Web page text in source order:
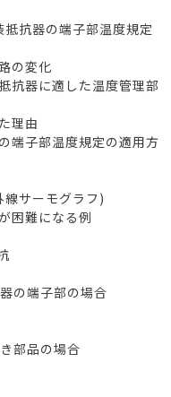
抗器の端子部温度規定
の変化
器に適した温度管理部
理由
子部温度規定の適用方
サーモグラフ)
困難になる例
端子部の場合
部品の場合